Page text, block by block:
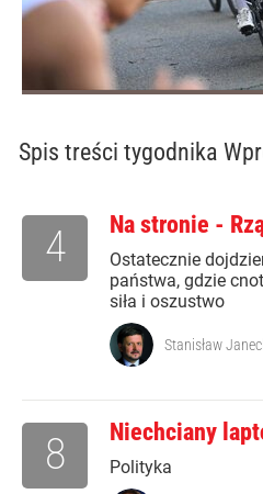
Spis treści tygodnika
Na stronie -
Ostatecznie
państwa, gdzie
siła i oszustwo
4
Stanisław
Niechciany
Polityka
8